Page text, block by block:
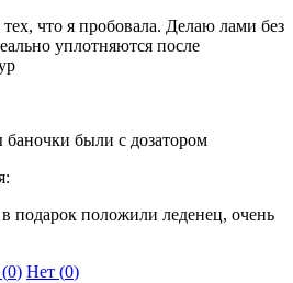
что я пробовала. Делаю лами без
уплотняются после
баночки были с дозатором
подарок положили леденец, очень
0) Нет (0)